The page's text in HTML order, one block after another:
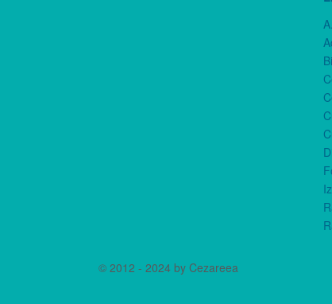
© 2012 - 2024 by Cezareea